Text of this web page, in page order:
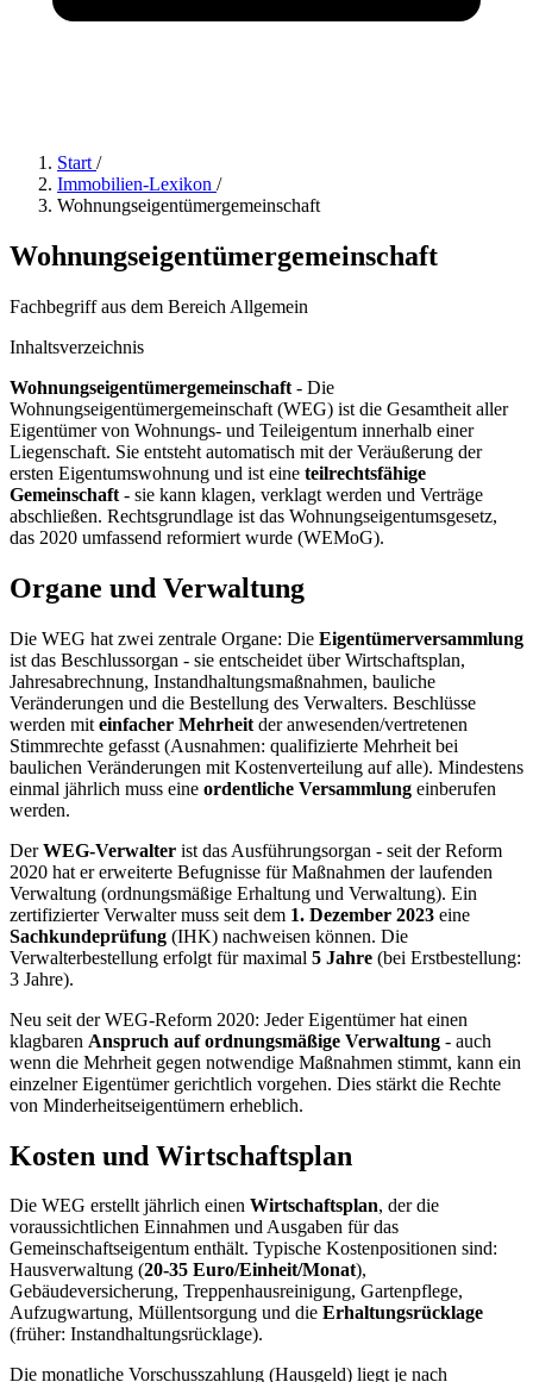
Start /
Immobilien-Lexikon /
Wohnungseigentümergemeinschaft
Wohnungseigentümergemeinschaft
Fachbegriff aus dem Bereich Allgemein
Inhaltsverzeichnis
Wohnungseigentümergemeinschaft - Die
Wohnungseigentümergemeinschaft (WEG) ist die Gesamtheit aller
Eigentümer von Wohnungs- und Teileigentum innerhalb einer
Liegenschaft. Sie entsteht automatisch mit der Veräußerung der
ersten Eigentumswohnung und ist eine teilrechtsfähige
Gemeinschaft - sie kann klagen, verklagt werden und Verträge
abschließen. Rechtsgrundlage ist das Wohnungseigentumsgesetz,
das 2020 umfassend reformiert wurde (WEMoG).
Organe und Verwaltung
Die WEG hat zwei zentrale Organe: Die Eigentümerversammlung
ist das Beschlussorgan - sie entscheidet über Wirtschaftsplan,
Jahresabrechnung, Instandhaltungsmaßnahmen, bauliche
Veränderungen und die Bestellung des Verwalters. Beschlüsse
werden mit einfacher Mehrheit der anwesenden/vertretenen
Stimmrechte gefasst (Ausnahmen: qualifizierte Mehrheit bei
baulichen Veränderungen mit Kostenverteilung auf alle). Mindestens
einmal jährlich muss eine ordentliche Versammlung einberufen
werden.
DerWEG-Verwalter ist das Ausführungsorgan - seit der Reform
2020 hat er erweiterte Befugnisse für Maßnahmen der laufenden
Verwaltung (ordnungsmäßige Erhaltung und Verwaltung). Ein
zertifizierter Verwalter muss seit dem 1. Dezember 2023 eine
Sachkundeprüfung (IHK) nachweisen können. Die
Verwalterbestellung erfolgt für maximal 5 Jahre (bei Erstbestellung:
3 Jahre).
Neu seit der WEG-Reform 2020: Jeder Eigentümer hat einen
klagbaren Anspruch auf ordnungsmäßige Verwaltung - auch
wenn die Mehrheit gegen notwendige Maßnahmen stimmt, kann ein
einzelner Eigentümer gerichtlich vorgehen. Dies stärkt die Rechte
von Minderheitseigentümern erheblich.
Kosten und Wirtschaftsplan
Die WEG erstellt jährlich einen Wirtschaftsplan, der die
voraussichtlichen Einnahmen und Ausgaben für das
Gemeinschaftseigentum enthält. Typische Kostenpositionen sind:
Hausverwaltung (20-35 Euro/Einheit/Monat),
Gebäudeversicherung, Treppenhausreinigung, Gartenpflege,
Aufzugwartung, Müllentsorgung und die Erhaltungsrücklage
(früher: Instandhaltungsrücklage).
Die monatliche Vorschusszahlung (Hausgeld) liegt je nach